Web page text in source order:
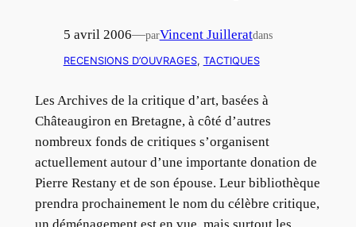
5 avril 2006—parVincent Juilleratdans
RECENSIONS D’OUVRAGES, TACTIQUES
Les Archives de la critique d’art, basées à
Châteaugiron en Bretagne, à côté d’autres
nombreux fonds de critiques s’organisent
actuellement autour d’une importante donation de
Pierre Restany et de son épouse. Leur bibliothèque
prendra prochainement le nom du célèbre critique,